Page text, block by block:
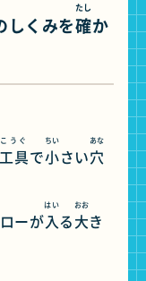
しくみを確
たし
か
工具
こうぐ
で小
ちい
さい穴
あな
ーが入
はい
る大
おお
き